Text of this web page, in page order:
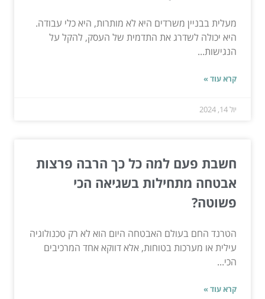
מעלית בבניין משרדים היא לא מותרות, היא כלי עבודה.
היא יכולה לשדרג את התדמית של העסק, להקל על
הנגישות...
קרא עוד »
יול 14, 2024
חשבת פעם למה כל כך הרבה פרצות
אבטחה מתחילות בשגיאה הכי
פשוטה?
הטרנד החם בעולם האבטחה היום הוא לא רק טכנולוגיה
עילית או מערכות בטוחות, אלא דווקא אחד המרכיבים
הכי...
קרא עוד »